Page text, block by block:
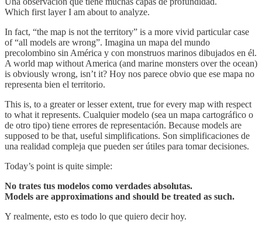
Which first layer I am about to analyze.
In fact, “the map is not the territory” is a more vivid particular case
of “all models are wrong”. Imagina un mapa del mundo
precolombino sin América y con monstruos marinos dibujados en él.
A world map without America (and marine monsters over the ocean)
is obviously wrong, isn’t it? Hoy nos parece obvio que ese mapa no
representa bien el territorio.
This is, to a greater or lesser extent, true for every map with respect
to what it represents. Cualquier modelo (sea un mapa cartográfico o
de otro tipo) tiene errores de representación. Because models are
supposed to be that, useful simplifications. Son simplificaciones de
una realidad compleja que pueden ser útiles para tomar decisiones.
Today’s point is quite simple:
No trates tus modelos como verdades absolutas.
Models are approximations and should be treated as such.
Y realmente, esto es todo lo que quiero decir hoy.